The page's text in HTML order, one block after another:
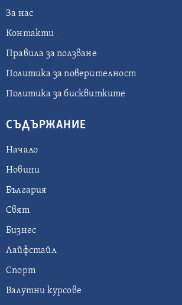
За нас
Контакти
Правила за ползване
Политика за поверителност
Политика за бисквитките
СЪДЪРЖАНИЕ
Начало
Новини
България
Свят
Бизнес
Лайфстайл
Спорт
Валутни курсове